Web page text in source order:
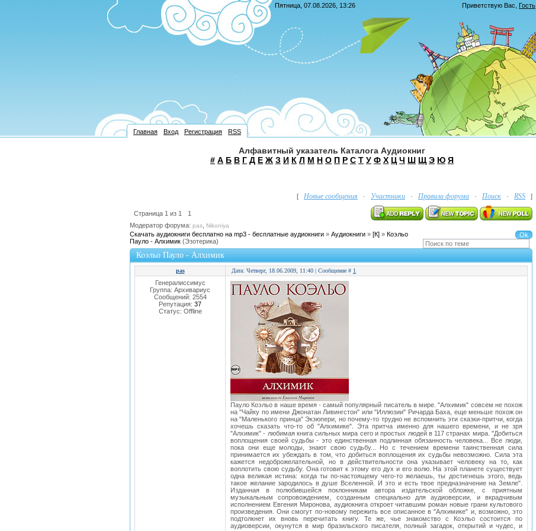
Пятница, 07.08.2026, 13:26 Приветствую Вас Гость
Главная Вход Регистрация RSS
Алфавитный указатель Каталога Аудиокниг
# А Б В Г Д Е Ж З И К Л М Н О П Р С Т У Ф Х Ц Ч Ш Щ Э Ю Я
[ Новые сообщения · Участники · Правила форума · Поиск · RSS ]
Страница 1 из 1
1
Модератор форума: pas Nikoniya
Скачать аудиокниги бесплатно на mp3 - бесплатные аудиокниги » Аудиокниги » [К] » Коэльо
Пауло - Алхимик (Эзотерика)
Коэльо Пауло - Алхимик
pas Дата: Четверг, 18.06.2009, 11:40 | Сообщение # 1
Генералиссимус
Группа: Архивариус
Сообщений: 2554
Репутация: 37
Статус: Offline
Пауло Коэльо в наше время - самый популярный писатель в мире. "Алхимик" совсем не похож
на "Чайку по имени Джонатан Ливингстон" или "Иллюзии" Ричарда Баха, еще меньше похож он
на "Маленького принца" Экзюпери, но почему-то трудно не вспомнить эти сказки-притчи, когда
хочешь сказать что-то об "Алхимике". Эта притча именно для нашего времени, и не зря
"Алхимик" - любимая книга сильных мира сего и простых людей в 117 странах мира. "Добиться
воплощения своей судьбы - это единственная подлинная обязанность человека... Все люди,
пока они еще молоды, знают свою судьбу... Но с течением времени таинственная сила
принимается их убеждать в том, что добиться воплощения их судьбы невозможно. Сила эта
кажется недоброжелательной, но в действительности она указывает человеку на то, как
воплотить свою судьбу. Она готовит к этому его дух и его волю. На этой планете существует
одна великая истина: когда ты по-настоящему чего-то желаешь, ты достигнешь этого, ведь
такое желание зародилось в душе Вселенной. И это и есть твое предназначение на Земле".
Изданная в полюбившейся поклонникам автора издательской обложке, с приятным
музыкальным сопровождением, созданным специально для аудиоверсии, и вкрадчивым
исполнением Евгения Миронова, аудиокнига откроет читавшим роман новые грани культового
произведения. Они смогут по-новому пережить все описанное в "Алхимике" и, возможно, это
подтолкнет их вновь перечитать книгу. Те же, чье знакомство с Коэльо состоится по
аудиоверсии, окунутся в мир бразильского писателя, полный загадок, открытий и чудес, и